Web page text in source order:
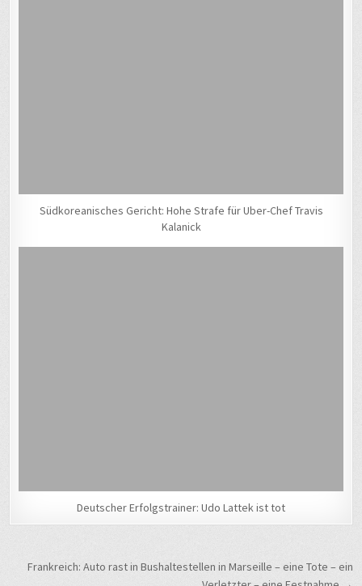
Südkoreanisches Gericht: Hohe Strafe für Uber-Chef Travis
Kalanick
Deutscher Erfolgstrainer: Udo Lattek ist tot
Beitragsnavigation
Frankreich: Auto rast in Bushaltestellen in Marseille – eine Tote – ein